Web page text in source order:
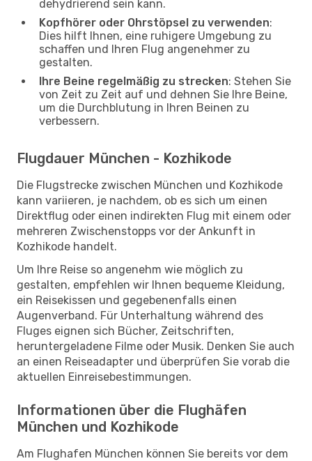
dehydrierend sein kann.
Kopfhörer oder Ohrstöpsel zu verwenden:
Dies hilft Ihnen, eine ruhigere Umgebung zu
schaffen und Ihren Flug angenehmer zu
gestalten.
Ihre Beine regelmäßig zu strecken: Stehen Sie
von Zeit zu Zeit auf und dehnen Sie Ihre Beine,
um die Durchblutung in Ihren Beinen zu
verbessern.
Flugdauer München - Kozhikode
Die Flugstrecke zwischen München und Kozhikode
kann variieren, je nachdem, ob es sich um einen
Direktflug oder einen indirekten Flug mit einem oder
mehreren Zwischenstopps vor der Ankunft in
Kozhikode handelt.
Um Ihre Reise so angenehm wie möglich zu
gestalten, empfehlen wir Ihnen bequeme Kleidung,
ein Reisekissen und gegebenenfalls einen
Augenverband. Für Unterhaltung während des
Fluges eignen sich Bücher, Zeitschriften,
heruntergeladene Filme oder Musik. Denken Sie auch
an einen Reiseadapter und überprüfen Sie vorab die
aktuellen Einreisebestimmungen.
Informationen über die Flughäfen
München und Kozhikode
Am Flughafen München können Sie bereits vor dem